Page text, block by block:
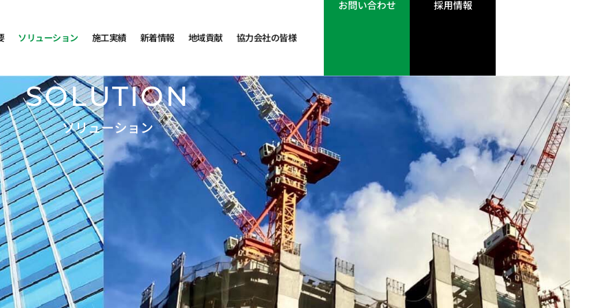
ソリューション 施工実績 新着情報 地域貢献 協力会社の皆様
お問い合わせ 採用情報
SOLUTION
ソリューション